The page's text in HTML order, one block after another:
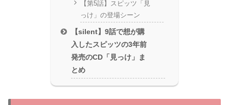
【第5話】スピッツ「見
っけ」の登場シーン
【silent】9話で想が購
入したスピッツの3年前
発売のCD「見っけ」ま
とめ